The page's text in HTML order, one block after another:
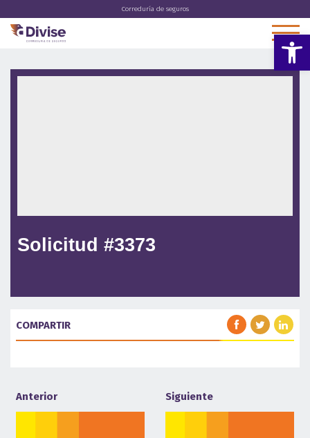
Abrir
Correduría de seguros
Solicitud #3373
COMPARTIR
Anterior Siguiente